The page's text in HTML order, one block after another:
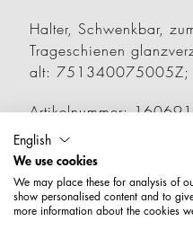
Halter, Schwenkbar,
Trageschienen
alt:
Artikelnummer:
Länge: 755 mm
Breite: 7 mm
Höhe: 401 mm
Durchmesser / Stärke:
Nettogewicht: 0,660
English
We use cookies
We may place these for analysis of
show personalised content and to
more information about the cookies